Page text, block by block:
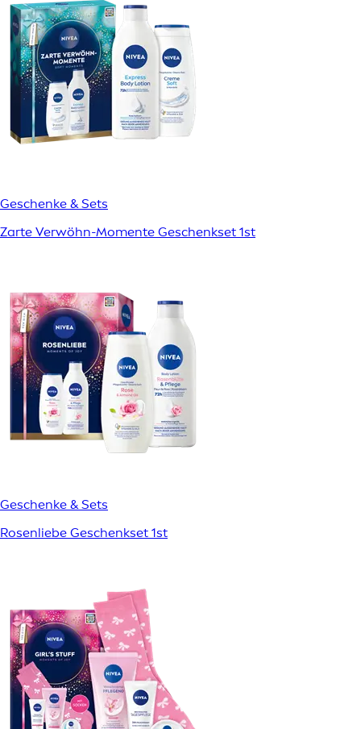
Geschenke & Sets
Zarte Verwöhn-Momente Geschenkset 1st
Geschenke & Sets
Rosenliebe Geschenkset 1st